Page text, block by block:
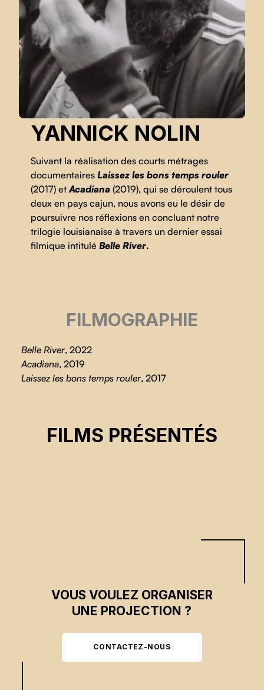
YANNICK NOLIN
Suivant la réalisation des courts métrages
documentaires Laissez les bons temps rouler
(2017) et Acadiana (2019), qui se déroulent tous
deux en pays cajun, nous avons eu le désir de
poursuivre nos réflexions en concluant notre
trilogie louisianaise à travers un dernier essai
filmique intitulé Belle River.
FILMOGRAPHIE
Belle River, 2022
Acadiana, 2019
Laissez les bons temps rouler, 2017
FILMS PRÉSENTÉS
Guillaume Fournier, Samuel Matteau, Yannick Nolin
VOUS VOULEZ ORGANISER
UNE PROJECTION ?
CONTACTEZ-NOUS